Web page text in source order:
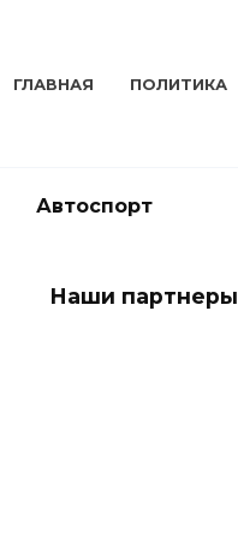
ГЛАВНАЯ ПОЛИТИКА
Автоспорт
Наши партнеры